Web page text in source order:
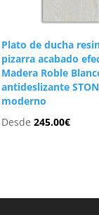
Plato de ducha
pizarra acabado
Madera Roble
antideslizante
moderno
Desde245.00€